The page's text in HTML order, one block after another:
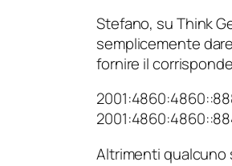
Stefano, su Think
semplicemente
fornire il
Altrimenti qualcuno